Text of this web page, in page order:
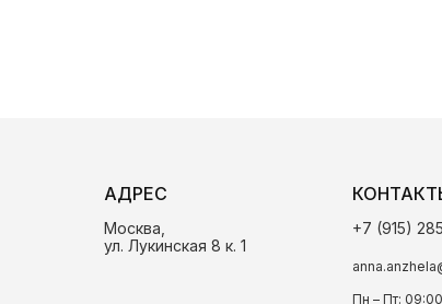
+7 (915)
АДРЕС
Москва,
ул. Лукинская 8 к. 1
Пн – Пт: